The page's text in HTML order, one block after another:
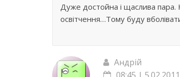
Дуже достойна і щаслива пара.
освітчення…Тому буду
Андрій